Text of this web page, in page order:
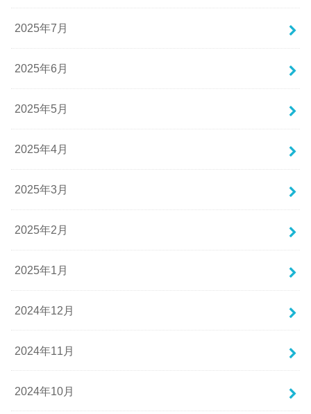
2025年7月
2025年6月
2025年5月
2025年4月
2025年3月
2025年2月
2025年1月
2024年12月
2024年11月
2024年10月